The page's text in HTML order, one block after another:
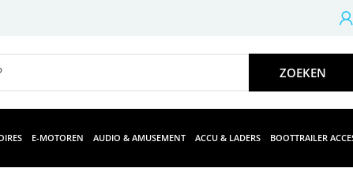
E-MOTOREN AUDIO & AMUSEMENT ACCU & LADERS BOOTTRAILER